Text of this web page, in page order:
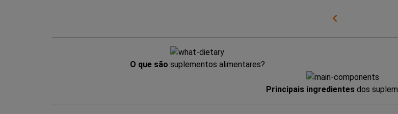
O que são suplementos alimentares?
Principais ingredientes dos